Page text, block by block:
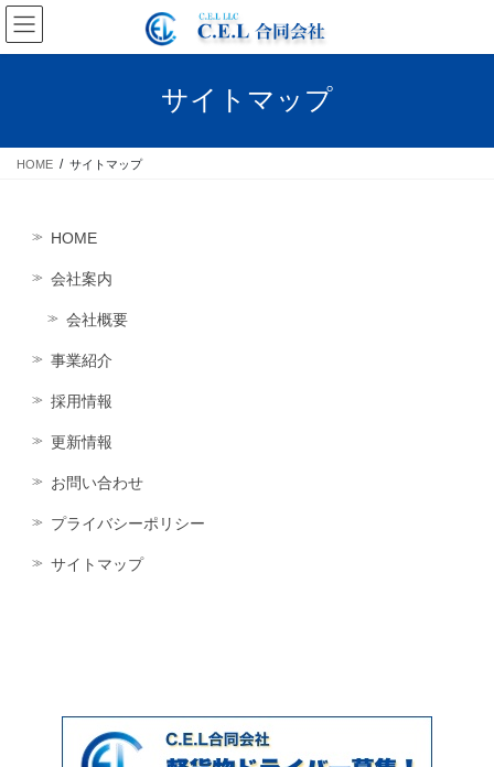
コ
ン
テ
ス
ナ
ビ
ゲ
ン
サイトマップ
HOME サイトマップ
HOME
会社案内
会社概要
事業紹介
採用情報
更新情報
お問い合わせ
プライバシーポリシー
サイトマップ